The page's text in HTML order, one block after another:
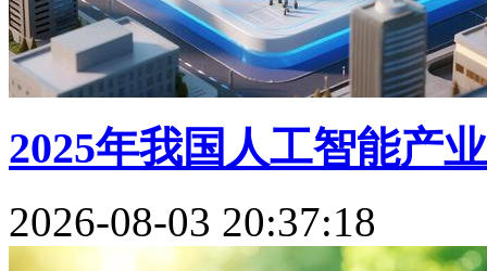
2025年我国人工智能产
2026-08-03 20:37:18